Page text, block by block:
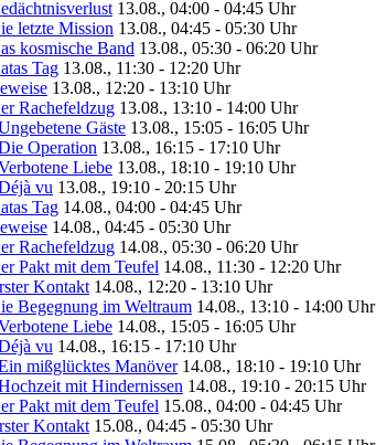
13.08., 04:00 - 04:45 Uhr
letzte Mission 13.08., 04:45 - 05:30 Uhr
kosmische Band 13.08., 05:30 - 06:20 Uhr
Tag 13.08., 11:30 - 12:20 Uhr
13.08., 12:20 - 13:10 Uhr
Rachefeldzug 13.08., 13:10 - 14:00 Uhr
Gäste 13.08., 15:05 - 16:05 Uhr
Operation 13.08., 16:15 - 17:10 Uhr
Liebe 13.08., 18:10 - 19:10 Uhr
vu 13.08., 19:10 - 20:15 Uhr
Tag 14.08., 04:00 - 04:45 Uhr
14.08., 04:45 - 05:30 Uhr
Rachefeldzug 14.08., 05:30 - 06:20 Uhr
Pakt mit dem Teufel 14.08., 11:30 - 12:20 Uhr
Kontakt 14.08., 12:20 - 13:10 Uhr
Begegnung im Weltraum 14.08., 13:10 - 14:00 Uhr
Liebe 14.08., 15:05 - 16:05 Uhr
vu 14.08., 16:15 - 17:10 Uhr
mißglücktes Manöver 14.08., 18:10 - 19:10 Uhr
mit Hindernissen 14.08., 19:10 - 20:15 Uhr
Pakt mit dem Teufel 15.08., 04:00 - 04:45 Uhr
Kontakt 15.08., 04:45 - 05:30 Uhr